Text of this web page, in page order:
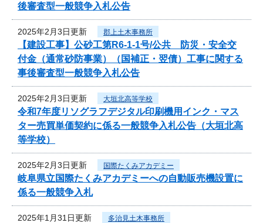
後審査型一般競争入札公告
2025年2月3日更新 郡上土木事務所
【建設工事】公砂工第R6-1-1号/公共 防災・安全交
付金（通常砂防事業）（国補正・翌債）工事に関する
事後審査型一般競争入札公告
2025年2月3日更新 大垣北高等学校
令和7年度リソグラフデジタル印刷機用インク・マス
ター売買単価契約に係る一般競争入札公告（大垣北高
等学校）
2025年2月3日更新 国際たくみアカデミー
岐阜県立国際たくみアカデミーへの自動販売機設置に
係る一般競争入札
2025年1月31日更新 多治見土木事務所